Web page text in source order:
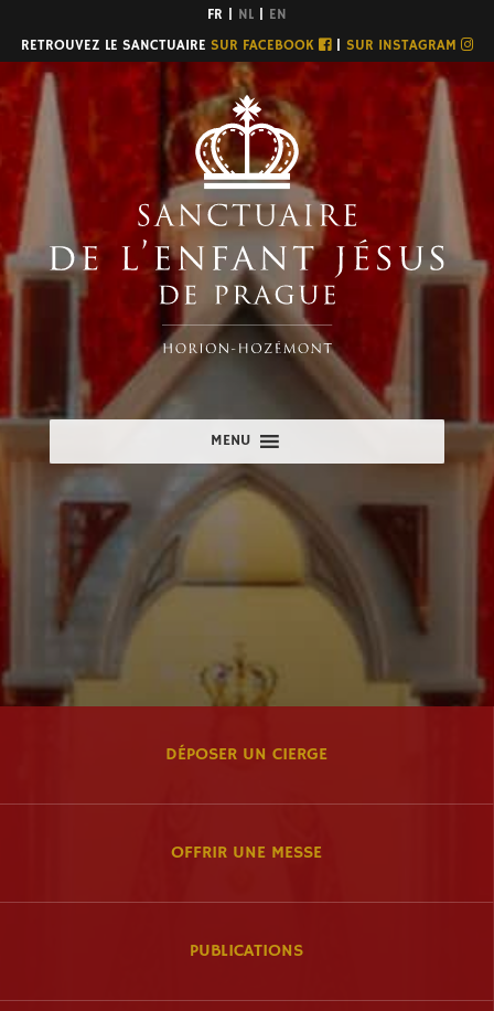
FR | NL
EN
RETROUVEZ LE SANCTUAIRE SUR FACEBOOK | SUR INSTAGRAM
MENU
DÉPOSER UN CIERGE
OFFRIR UNE MESSE
PUBLICATIONS